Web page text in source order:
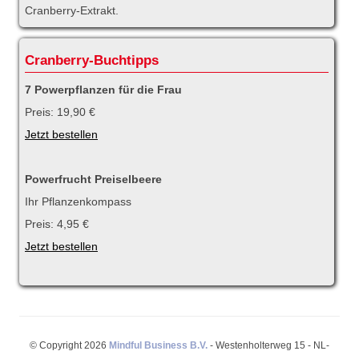
Cranberry-Extrakt.
Cranberry-Buchtipps
7 Powerpflanzen für die Frau
Preis: 19,90 €
Jetzt bestellen
Powerfrucht Preiselbeere
Ihr Pflanzenkompass
Preis: 4,95 €
Jetzt bestellen
© Copyright 2026 Mindful Business B.V. - Westenholterweg 15 - NL-